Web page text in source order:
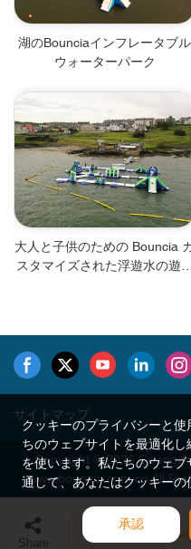
湖のBounciaインフレータブル
ウォーターパーク
大人と子供のための Bouncia
スタマイズされた浮遊水の遊び
サイトマップ
Copyright © 2026
www.bouncia.com.cn All
Share
Send Inquiry
クッキーのプライバシーと
ちのウェブサイトを最適化
を使います。私たちのウェ
通して、あなたはクッキーの
承認